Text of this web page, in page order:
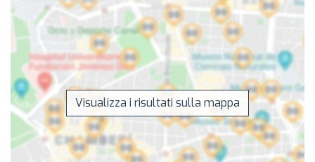
Visualizza i risultati sulla mappa